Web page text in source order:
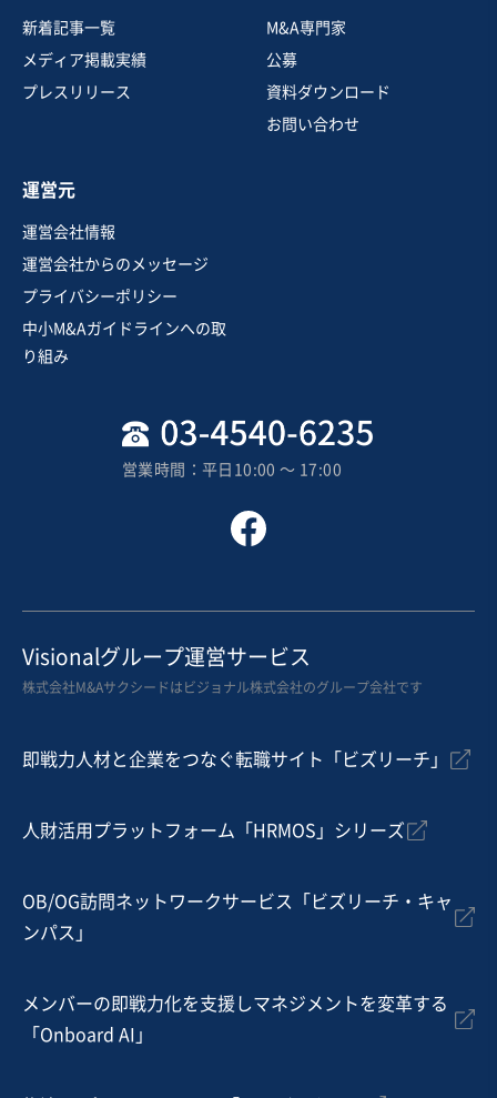
新着記事一覧
メディア掲載実績
プレスリリース
M&A専門家
公募
資料ダウンロード
お問い合わせ
運営元
運営会社情報
運営会社からのメッセージ
プライバシーポリシー
中小M&Aガイドラインへの取
り組み
営業時間：平日10:00 〜 17:00
Visionalグループ運営サービス
株式会社M&Aサクシードはビジョナル株式会社のグループ会社です
即戦力人材と企業をつなぐ転職サイト「ビズリーチ」
人財活用プラットフォーム「HRMOS」シリーズ
OB/OG訪問ネットワークサービス「ビズリーチ・キャ
ンパス」
メンバーの即戦力化を支援しマネジメントを変革する
「Onboard AI」